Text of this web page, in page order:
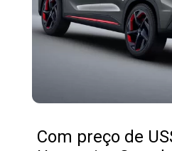
Com preço de